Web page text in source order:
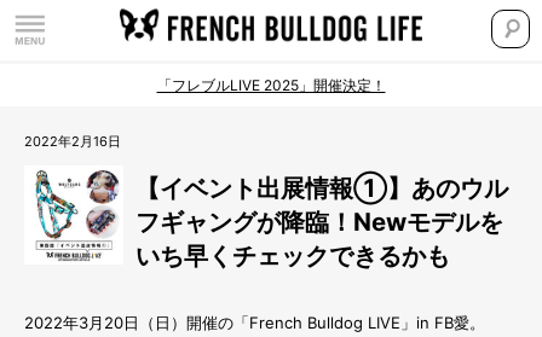
「フレブルLIVE 2025」開催決定！
2022年2月16日
【イベント出展情報①】あのウル
フギャングが降臨！Newモデルを
いち早くチェックできるかも
2022年3月20日（日）開催の「French Bulldog LIVE」in FB愛。